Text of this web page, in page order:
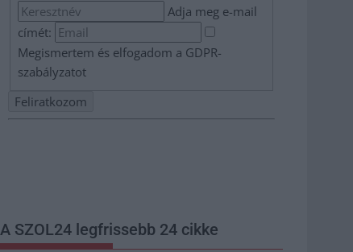
Adja meg e-mail
címét:
Megismertem és elfogadom a GDPR-
szabályzatot
A SZOL24 legfrissebb 24 cikke